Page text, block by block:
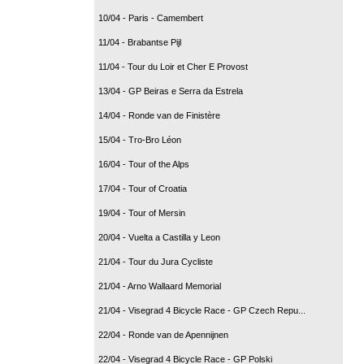
10/04 - Paris - Camembert
11/04 - Brabantse Pijl
11/04 - Tour du Loir et Cher E Provost
13/04 - GP Beiras e Serra da Estrela
14/04 - Ronde van de Finistère
15/04 - Tro-Bro Léon
16/04 - Tour of the Alps
17/04 - Tour of Croatia
19/04 - Tour of Mersin
20/04 - Vuelta a Castilla y Leon
21/04 - Tour du Jura Cycliste
21/04 - Arno Wallaard Memorial
21/04 - Visegrad 4 Bicycle Race - GP Czech Repu...
22/04 - Ronde van de Apennijnen
22/04 - Visegrad 4 Bicycle Race - GP Polski